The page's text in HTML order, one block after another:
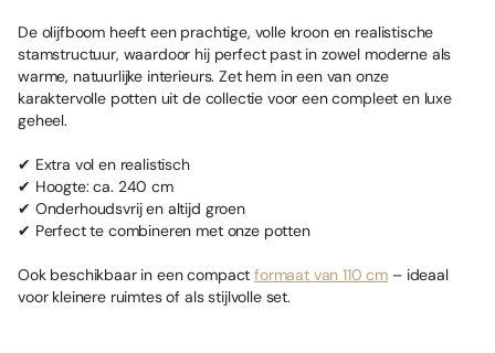
De olijfboom heeft een prachtige, volle kroon en realistische
stamstructuur, waardoor hij perfect past in zowel moderne als
warme, natuurlijke interieurs. Zet hem in een van onze
karaktervolle potten uit de collectie voor een compleet en luxe
geheel.
✔ Extra vol en realistisch
✔ Hoogte: ca. 240 cm
✔ Onderhoudsvrij en altijd groen
✔ Perfect te combineren met onze potten
Ook beschikbaar in een compactformaat van 110 cm – ideaal
voor kleinere ruimtes of als stijlvolle set.